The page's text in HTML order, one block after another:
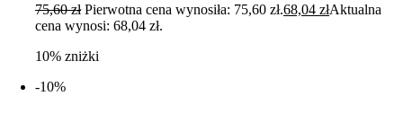
75,60zł Pierwotna cena wynosiła: 75,60 zł.68,04złAktualna
cena wynosi: 68,04 zł.
10% zniżki
-10%